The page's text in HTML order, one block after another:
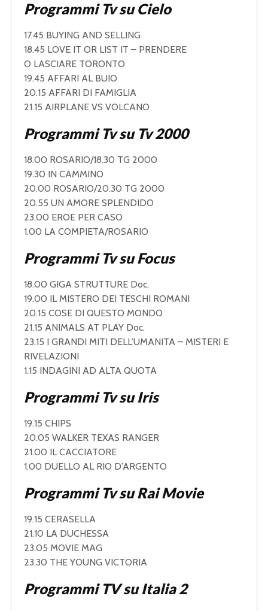
Programmi Tv su Cielo
17.45 BUYING AND SELLING
18.45 LOVE IT OR LIST IT – PRENDERE
O LASCIARE TORONTO
19.45 AFFARI AL BUIO
20.15 AFFARI DI FAMIGLIA
21.15 AIRPLANE VS VOLCANO
Programmi Tv su Tv 2000
18.00 ROSARIO/18.30 TG 2000
19.30 IN CAMMINO
20.00 ROSARIO/20.30 TG 2000
20.55 UN AMORE SPLENDIDO
23.00 EROE PER CASO
1.00 LA COMPIETA/ROSARIO
Programmi Tv su Focus
18.00 GIGA STRUTTURE Doc.
19.00 IL MISTERO DEI TESCHI ROMANI
20.15 COSE DI QUESTO MONDO
21.15 ANIMALS AT PLAY Doc.
23.15 I GRANDI MITI DELL’UMANITA – MISTERI E
RIVELAZIONI
1.15 INDAGINI AD ALTA QUOTA
Programmi Tv su Iris
19.15 CHIPS
20.05 WALKER TEXAS RANGER
21.00 IL CACCIATORE
1.00 DUELLO AL RIO D’ARGENTO
Programmi Tv su Rai Movie
19.15 CERASELLA
21.10 LA DUCHESSA
23.05 MOVIE MAG
23.30 THE YOUNG VICTORIA
Programmi TV su Italia 2